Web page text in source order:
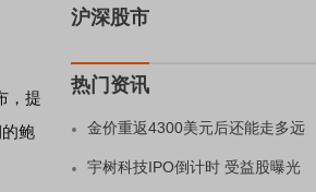
，提
鲍
沪深股市
热门资讯
金价重返4300美元后还能走多远
宇树科技IPO倒计时 受益股曝光